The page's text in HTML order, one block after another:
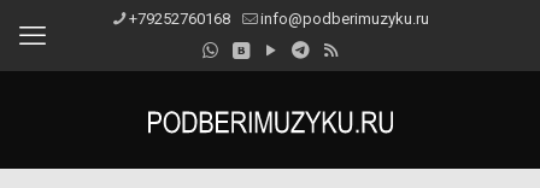
+79252760168 info@podberimuzyku.ru